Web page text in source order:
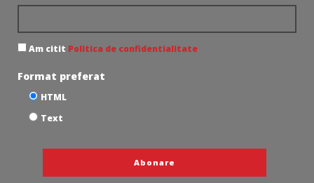
Am citit Politica de confidentialitate
Format preferat
HTML
Text